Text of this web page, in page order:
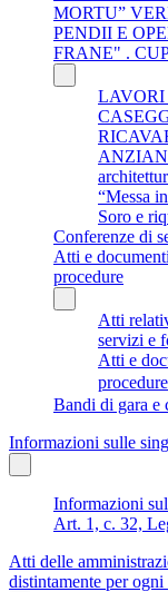
MORTU”
PENDII E
FRANE" .
LAVORI
“Messa
Soro e
Conferenze di
Atti e
procedure
Atti
servizi e
Atti e
procedure
Bandi di gara e
Informazioni sulle
Informazioni
Art. 1, c. 32,
Atti delle
distintamente per